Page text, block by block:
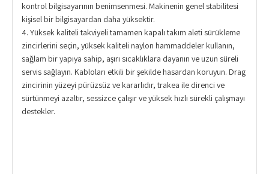
kontrol bilgisayarının benimsenmesi. Makinenin genel stabilitesi
kişisel bir bilgisayardan daha yüksektir.
4. Yüksek kaliteli takviyeli tamamen kapalı takım aleti sürükleme
zincirlerini seçin, yüksek kaliteli naylon hammaddeler kullanın,
sağlam bir yapıya sahip, aşırı sıcaklıklara dayanın ve uzun süreli
servis sağlayın. Kabloları etkili bir şekilde hasardan koruyun. Drag
zincirinin yüzeyi pürüzsüz ve kararlıdır, trakea ile direnci ve
sürtünmeyi azaltır, sessizce çalışır ve yüksek hızlı sürekli çalışmayı
destekler.